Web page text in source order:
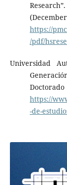
https://
/pdf/
Universidad
https://
-de-